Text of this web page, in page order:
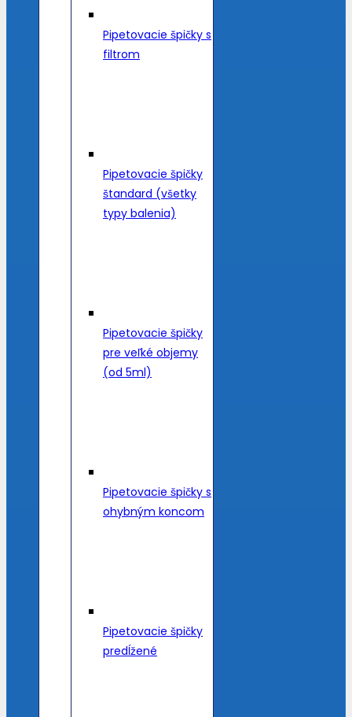
Pipetovacie špičky s
filtrom
Pipetovacie špičky
štandard (všetky
typy balenia)
Pipetovacie špičky
pre veľké objemy
(od 5ml)
Pipetovacie špičky s
ohybným koncom
Pipetovacie špičky
predĺžené